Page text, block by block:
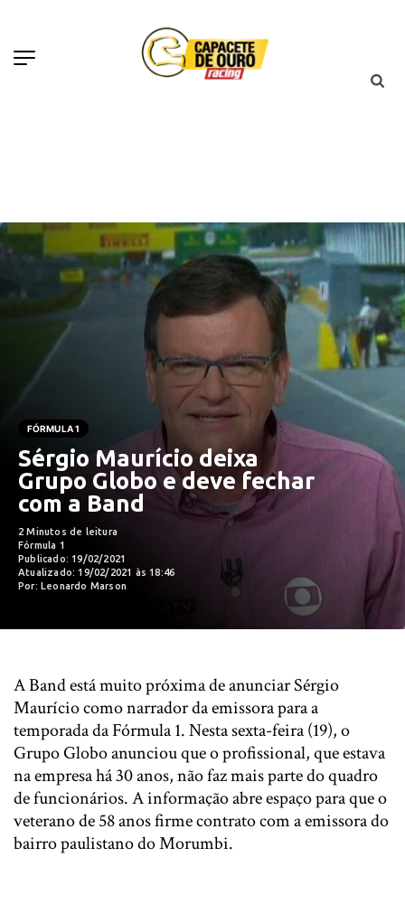
FÓRMULA 1
Sérgio Maurício deixa
Grupo Globo e deve fechar
com a Band
2 Minutos de leitura
Fórmula 1
Publicado: 19/02/2021
Atualizado: 19/02/2021 às 18:46
Por: Leonardo Marson
A Band está muito próxima de anunciar Sérgio
Maurício como narrador da emissora para a
temporada da Fórmula 1. Nesta sexta-feira (19), o
Grupo Globo anunciou que o profissional, que estava
na empresa há 30 anos, não faz mais parte do quadro
de funcionários. A informação abre espaço para que o
veterano de 58 anos firme contrato com a emissora do
bairro paulistano do Morumbi.